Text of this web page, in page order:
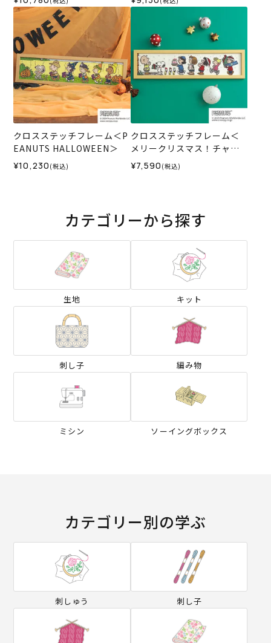
クロスステッチフレーム＜P
EANUTS HALLOWEEN＞
¥10,230 (税込)
クロスステッチフレーム＜
メリークリスマス！チャー
リー・ブラウン＞
¥7,590 (税込)
カテゴリーから探す
生地 キット
刺し子 編み物
ミシン ソーイングボックス
カテゴリー別の学ぶ
刺しゅう 刺し子